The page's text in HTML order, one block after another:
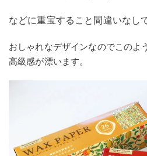
などに重宝すること間違いなし
おしゃれなデザインなのでこのよ
高級感が漂います。